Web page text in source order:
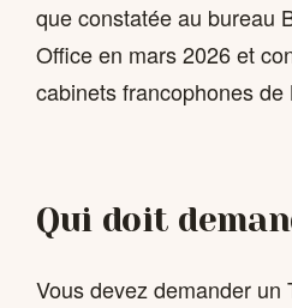
que constatée au bureau
Office en mars 2026 et
cabinets francophones de
Qui doit
Vous devez demander